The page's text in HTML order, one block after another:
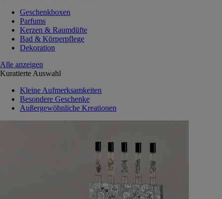
Geschenkboxen
Parfums
Kerzen & Raumdüfte
Bad & Körperpflege
Dekoration
Alle anzeigen
Kuratierte Auswahl
Kleine Aufmerksamkeiten
Besondere Geschenke
Außergewöhnliche Kreationen